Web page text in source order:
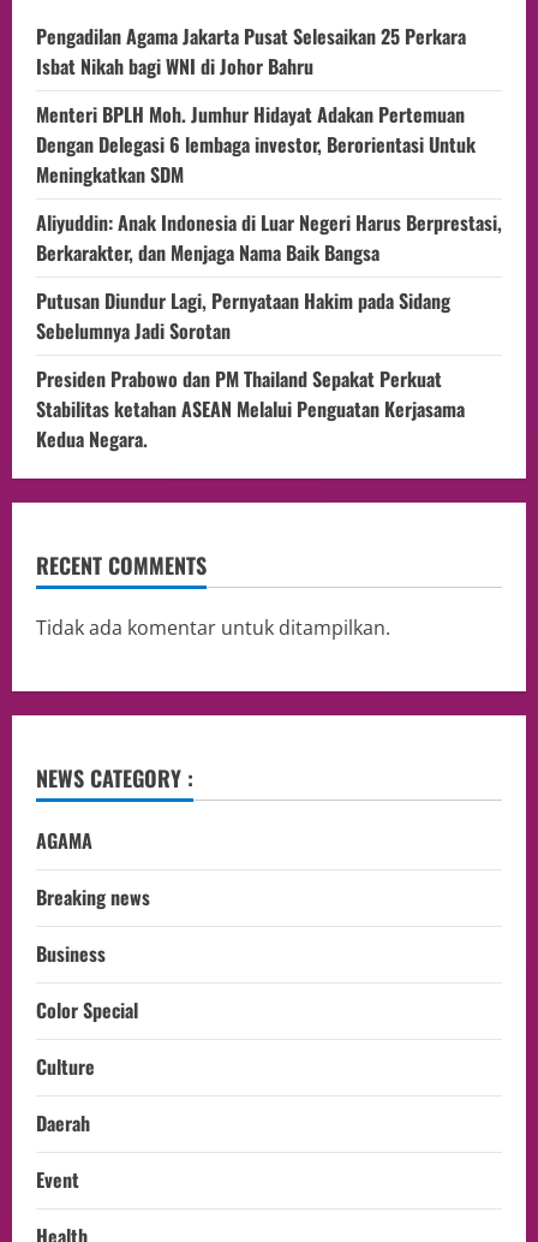
Pengadilan Agama Jakarta Pusat Selesaikan 25 Perkara
Isbat Nikah bagi WNI di Johor Bahru
Menteri BPLH Moh. Jumhur Hidayat Adakan Pertemuan
Dengan Delegasi 6 lembaga investor, Berorientasi Untuk
Meningkatkan SDM
Aliyuddin: Anak Indonesia di Luar Negeri Harus Berprestasi,
Berkarakter, dan Menjaga Nama Baik Bangsa
Putusan Diundur Lagi, Pernyataan Hakim pada Sidang
Sebelumnya Jadi Sorotan
Presiden Prabowo dan PM Thailand Sepakat Perkuat
Stabilitas ketahan ASEAN Melalui Penguatan Kerjasama
Kedua Negara.
RECENT COMMENTS
Tidak ada komentar untuk ditampilkan.
NEWS CATEGORY :
AGAMA
Breaking news
Business
Color Special
Culture
Daerah
Event